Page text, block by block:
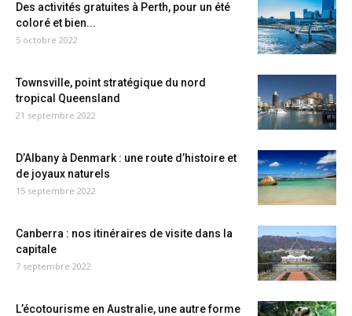
Des activités gratuites à Perth, pour un été
coloré et bien...
5 octobre 2022
Townsville, point stratégique du nord
tropical Queensland
21 septembre 2022
D’Albany à Denmark : une route d’histoire et
de joyaux naturels
15 septembre 2022
Canberra : nos itinéraires de visite dans la
capitale
7 septembre 2022
L’écotourisme en Australie, une autre forme